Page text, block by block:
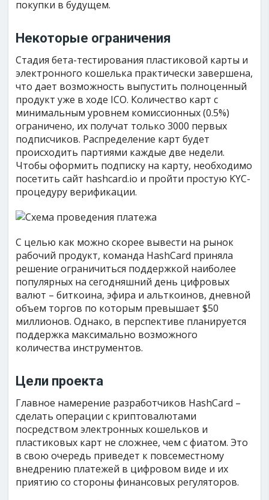
покупки в будущем.
Некоторые ограничения
Стадия бета-тестирования пластиковой карты и
электронного кошелька практически завершена,
что дает возможность выпустить полноценный
продукт уже в ходе ICO. Количество карт с
минимальным уровнем комиссионных (0.5%)
ограничено, их получат только 3000 первых
подписчиков. Распределение карт будет
происходить партиями каждые две недели.
Чтобы оформить подписку на карту, необходимо
посетить сайт hashcard.io и пройти простую KYC-
процедуру верификации.
С целью как можно скорее вывести на рынок
рабочий продукт, команда HashCard приняла
решение ограничиться поддержкой наиболее
популярных на сегодняшний день цифровых
валют – биткоина, эфира и альткоинов, дневной
объем торгов по которым превышает $50
миллионов. Однако, в перспективе планируется
поддержка максимально возможного
количества инструментов.
Цели проекта
Главное намерение разработчиков HashCard –
сделать операции с криптовалютами
посредством электронных кошельков и
пластиковых карт не сложнее, чем с фиатом. Это
в свою очередь приведет к повсеместному
внедрению платежей в цифровом виде и их
приятию со стороны финансовых регуляторов.